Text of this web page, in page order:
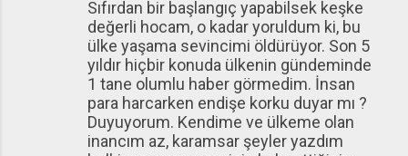
Sıfırdan bir başlangıç yapabilsek keşke
değerli hocam, o kadar yoruldum ki, bu
ülke yaşama sevincimi öldürüyor. Son 5
yıldır hiçbir konuda ülkenin gündeminde
1 tane olumlu haber görmedim. İnsan
para harcarken endişe korku duyar mı ?
Duyuyorum. Kendime ve ülkeme olan
inancım az, karamsar şeyler yazdım